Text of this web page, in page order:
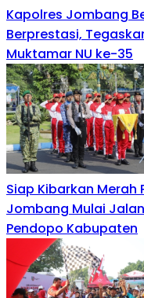
Kapolres Jombang
Berprestasi,
Muktamar NU ke-35
Siap Kibarkan Merah
Jombang Mulai
Pendopo Kabupaten